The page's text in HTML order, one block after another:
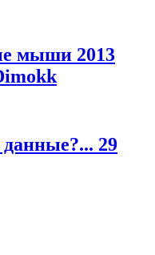
мыши 2013
29